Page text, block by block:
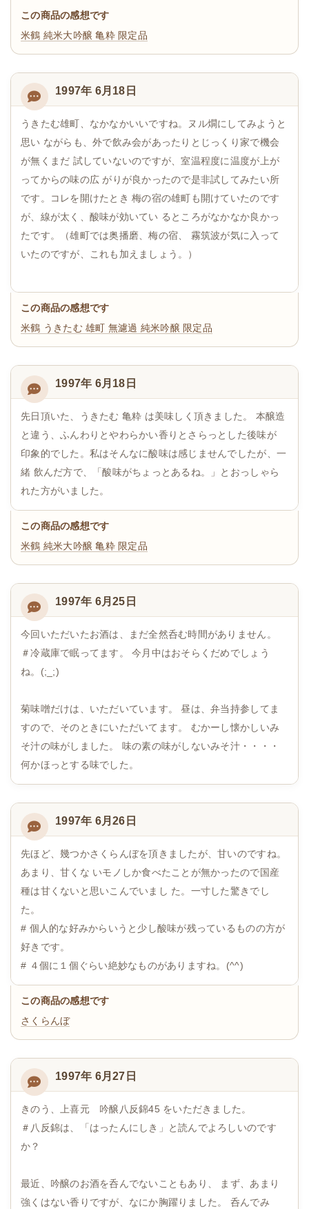
この商品の感想です
米鶴 純米大吟醸 亀粋 限定品
1997年 6月18日
うきたむ雄町、なかなかいいですね。ヌル燗にしてみようと
思い ながらも、外で飲み会があったりとじっくり家で機会
が無くまだ 試していないのですが、室温程度に温度が上が
ってからの味の広 がりが良かったので是非試してみたい所
です。コレを開けたとき 梅の宿の雄町も開けていたのです
が、線が太く、酸味が効いてい るところがなかなか良かっ
たです。（雄町では奥播磨、梅の宿、 霧筑波が気に入って
いたのですが、これも加えましょう。）
この商品の感想です
米鶴 うきたむ 雄町 無濾過 純米吟醸 限定品
1997年 6月18日
先日頂いた、うきたむ 亀粋 は美味しく頂きました。 本醸造
と違う、ふんわりとやわらかい香りとさらっとした後味が
印象的でした。私はそんなに酸味は感じませんでしたが、一
緒 飲んだ方で、「酸味がちょっとあるね。」とおっしゃら
れた方がいました。
この商品の感想です
米鶴 純米大吟醸 亀粋 限定品
1997年 6月25日
今回いただいたお酒は、まだ全然呑む時間がありません。
＃冷蔵庫で眠ってます。 今月中はおそらくだめでしょう
ね。(;_;)
菊味噌だけは、いただいています。 昼は、弁当持参してま
すので、そのときにいただいてます。 むかーし懐かしいみ
そ汁の味がしました。 味の素の味がしないみそ汁・・・・
何かほっとする味でした。
1997年 6月26日
先ほど、幾つかさくらんぼを頂きましたが、甘いのですね。
あまり、甘くな いモノしか食べたことが無かったので国産
種は甘くないと思いこんでいまし た。一寸した驚きでし
た。
# 個人的な好みからいうと少し酸味が残っているものの方が
好きです。
# ４個に１個ぐらい絶妙なものがありますね。(^^)
この商品の感想です
さくらんぼ
1997年 6月27日
きのう、上喜元 吟醸八反錦45 をいただきました。
＃八反錦は、「はったんにしき」と読んでよろしいのです
か？
最近、吟醸のお酒を呑んでないこともあり、 まず、あまり
強くはない香りですが、なにか胸躍りました。 呑んでみ